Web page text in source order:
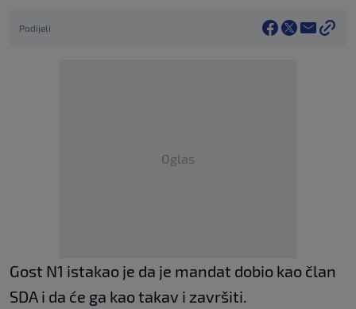
Podijeli
Oglas
Gost N1 istakao je da je mandat dobio kao član
SDA i da će ga kao takav i završiti.